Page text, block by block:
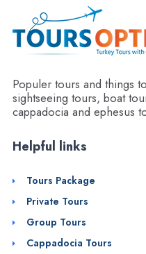
Populer tours and things
sightseeing tours, boat
cappadocia and ephesus
Helpful links
Tours Package
Private Tours
Group Tours
Cappadocia Tours